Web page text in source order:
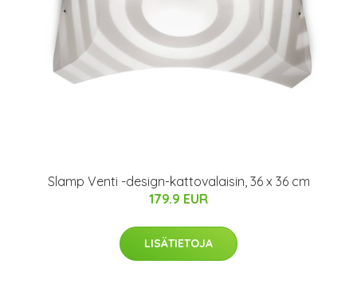
Slamp Venti -design-kattovalaisin, 36 x 36 cm
179.9 EUR
LISÄTIETOJA